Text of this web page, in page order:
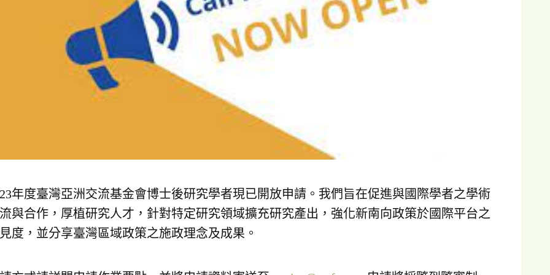
年度臺灣亞洲交流基金會博士後研究學者現已開放申請。我們旨在促進與國際學者之學術
與合作，厚植研究人才，針對特定研究領域擴充研究產出，強化新南向政策於國際平台之
度，並分享臺灣區域政策之施政理念及成果。